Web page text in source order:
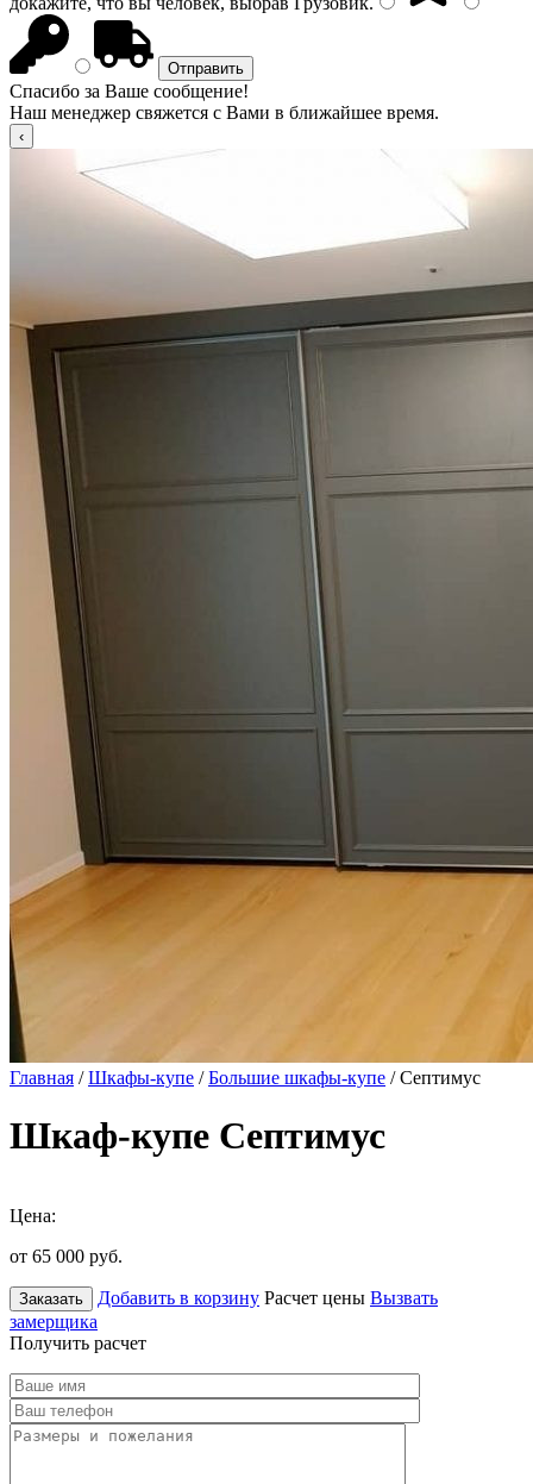
Спасибо за Ваше сообщение!
Наш менеджер свяжется с Вами в ближайшее время.
Главная /Шкафы-купе /Большие шкафы-купе / Септимус
Шкаф-купе Септимус
Цена:
от 65 000 руб.
Заказать Добавить в корзину Расчет цены Вызвать
замерщика
Получить расчет